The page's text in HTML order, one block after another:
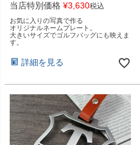
当店特別価格 ¥3,630税込
お気に入りの写真で作る
オリジナルネームプレート。
大きいサイズでゴルフバッグにも映えま
す。
詳細を見る